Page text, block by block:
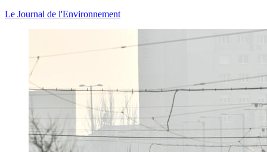
Le Journal de l'Environnement